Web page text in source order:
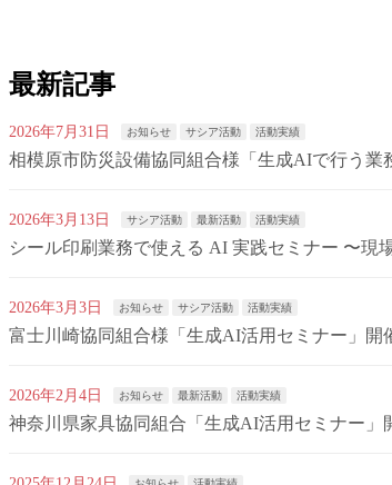
最新記事
2026年7月31日 お知らせ サシア活動 活動実績
相模原市防災設備協同組合様「生成AIで行う業
2026年3月13日 サシア活動 最新活動 活動実績
シール印刷業務で使える AI 実践セミナー 〜現
2026年3月3日 お知らせ サシア活動 活動実績
富士川崎協同組合様「生成AI活用セミナー」開
2026年2月4日 お知らせ 最新活動 活動実績
神奈川県家具協同組合「生成AI活用セミナー」